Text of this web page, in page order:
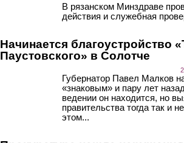
В рязанском Минздраве
действия и служебная
Начинается благоустройство
Паустовского» в Солотче
Губернатор Павел Малков
«знаковым» и пару лет
ведении он находится, но
правительства тогда так и
этом...